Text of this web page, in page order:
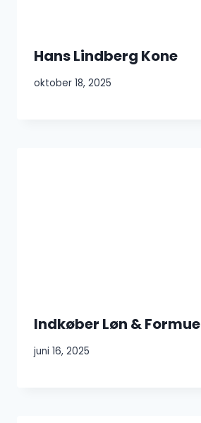
Hans Lindberg Kone
oktober 18, 2025
Indkøber Løn & Formue
juni 16, 2025